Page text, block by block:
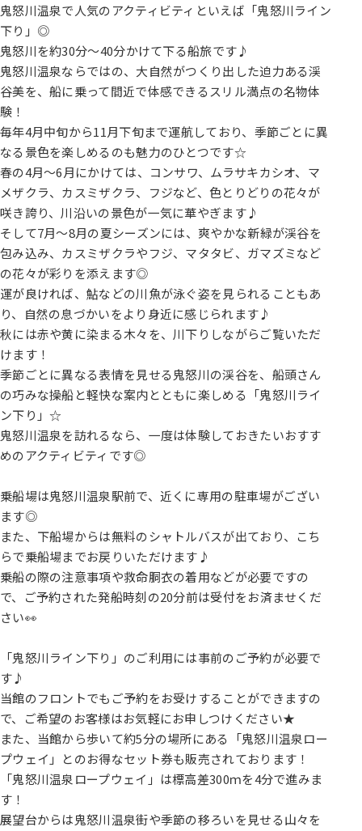
鬼怒川温泉で人気のアクティビティといえば「鬼怒川ライン
下り」◎
鬼怒川を約30分～40分かけて下る船旅です♪
鬼怒川温泉ならではの、大自然がつくり出した迫力ある渓
谷美を、船に乗って間近で体感できるスリル満点の名物体
験！
毎年4月中旬から11月下旬まで運航しており、季節ごとに異
なる景色を楽しめるのも魅力のひとつです☆
春の4月〜6月にかけては、コンサワ、ムラサキカシオ、マ
メザクラ、カスミザクラ、フジなど、色とりどりの花々が
咲き誇り、川沿いの景色が一気に華やぎます♪
そして7月〜8月の夏シーズンには、爽やかな新緑が渓谷を
包み込み、カスミザクラやフジ、マタタビ、ガマズミなど
の花々が彩りを添えます◎
運が良ければ、鮎などの川魚が泳ぐ姿を見られることもあ
り、自然の息づかいをより身近に感じられます♪
秋には赤や黄に染まる木々を、川下りしながらご覧いただ
けます！
季節ごとに異なる表情を見せる鬼怒川の渓谷を、船頭さん
の巧みな操船と軽快な案内とともに楽しめる「鬼怒川ライ
ン下り」☆
鬼怒川温泉を訪れるなら、一度は体験しておきたいおすす
めのアクティビティです◎
乗船場は鬼怒川温泉駅前で、近くに専用の駐車場がござい
ます◎
また、下船場からは無料のシャトルバスが出ており、こち
らで乗船場までお戻りいただけます♪
乗船の際の注意事項や救命胴衣の着用などが必要ですの
で、ご予約された発船時刻の20分前は受付をお済ませくだ
さい👀
「鬼怒川ライン下り」のご利用には事前のご予約が必要で
す♪
当館のフロントでもご予約をお受けすることができますの
で、ご希望のお客様はお気軽にお申しつけください★
また、当館から歩いて約5分の場所にある「鬼怒川温泉ロー
プウェイ」とのお得なセット券も販売されております！
「鬼怒川温泉ロープウェイ」は標高差300ｍを4分で進みま
す！
展望台からは鬼怒川温泉街や季節の移ろいを見せる山々を